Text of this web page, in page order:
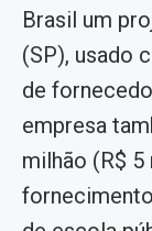
Brasil um
(SP), usado
de
empresa
milhão (R$